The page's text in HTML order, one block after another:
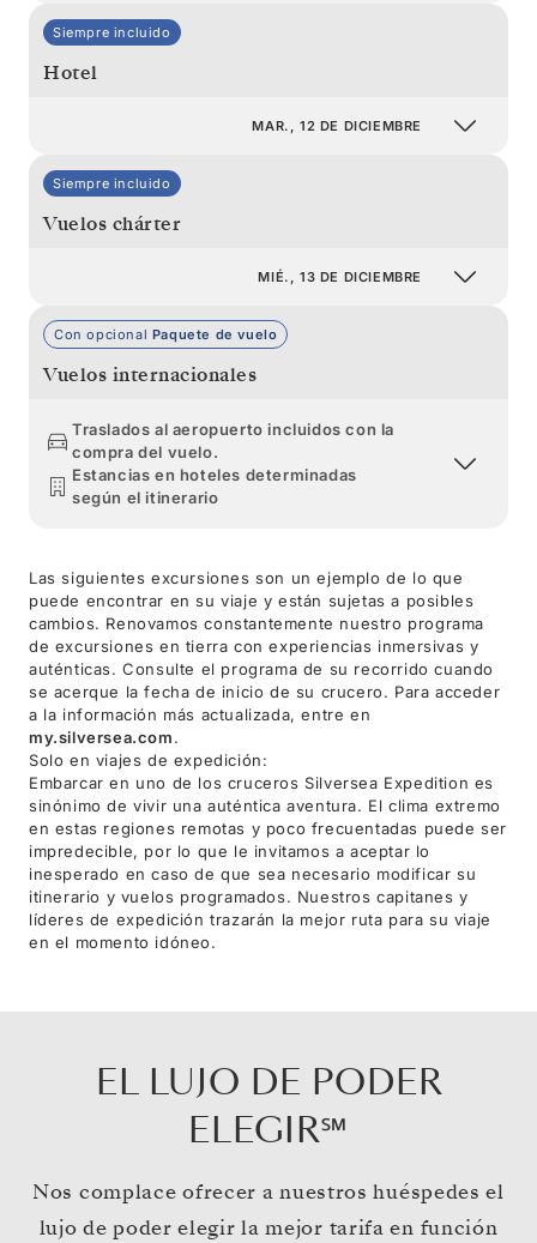
Siempre incluido
Hotel
MAR., 12 DE DICIEMBRE
Siempre incluido
Vuelos chárter
MIÉ., 13 DE DICIEMBRE
Con opcional Paquete de vuelo
Vuelos internacionales
Traslados al aeropuerto incluidos con la
compra del vuelo.
Estancias en hoteles determinadas
según el itinerario
Las siguientes excursiones son un ejemplo de lo que
puede encontrar en su viaje y están sujetas a posibles
cambios. Renovamos constantemente nuestro programa
de excursiones en tierra con experiencias inmersivas y
auténticas. Consulte el programa de su recorrido cuando
se acerque la fecha de inicio de su crucero. Para acceder
a la información más actualizada, entre en
my.silversea.com.
Solo en viajes de expedición:
Embarcar en uno de los cruceros Silversea Expedition es
sinónimo de vivir una auténtica aventura. El clima extremo
en estas regiones remotas y poco frecuentadas puede ser
impredecible, por lo que le invitamos a aceptar lo
inesperado en caso de que sea necesario modificar su
itinerario y vuelos programados. Nuestros capitanes y
líderes de expedición trazarán la mejor ruta para su viaje
en el momento idóneo.
EL LUJO DE PODER
ELEGIR℠
Nos complace ofrecer a nuestros huéspedes el
lujo de poder elegir la mejor tarifa en función